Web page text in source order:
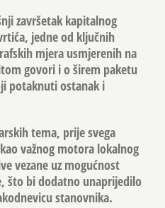
završetak kapitalnog
jedne od ključnih
mjera usmjerenih na
govori i o širem paketu
potaknuti ostanak i
tema, prije svega
važnog motora lokalnog
vezane uz mogućnost
što bi dodatno unaprijedilo
stanovnika.